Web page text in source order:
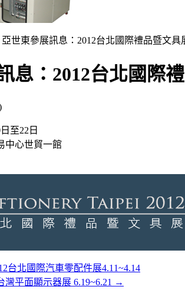
亞世東參展訊息：2012台北國際禮品暨文具
息：2012台北國際
至22日
中心世貿一館
台北國際汽車零配件展4.11~4.14
灣平面顯示器展 6.19~6.21 →